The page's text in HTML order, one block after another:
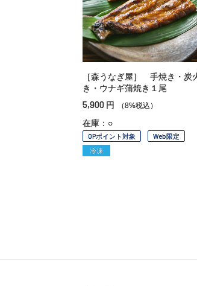
［森うなぎ屋］ 手焼き・炭
き・ウナギ蒲焼き１尾
5,900 円 （8%税込）
在庫：○
OPポイント対象
Web限定
冷凍